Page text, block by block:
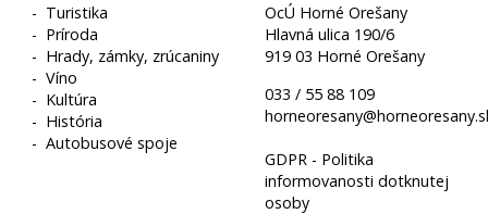
- Turistika
- Príroda
- Hrady, zámky, zrúcaniny
-Víno
- Kultúra
- História
-Autobusové spoje
OcÚ Horné Orešany
Hlavná ulica 190/6
919 03 Horné Orešany
033 / 55 88 109
GDPR - Politika
informovanosti dotknutej
osoby